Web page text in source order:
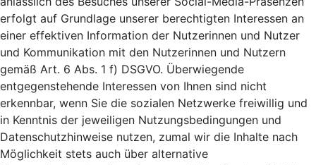
erfolgt auf Grundlage unserer berechtigten Interessen an
einer effektiven Information der Nutzerinnen und Nutzer
und Kommunikation mit den Nutzerinnen und Nutzern
gemäß Art. 6 Abs. 1 f) DSGVO. Überwiegende
entgegenstehende Interessen von Ihnen sind nicht
erkennbar, wenn Sie die sozialen Netzwerke freiwillig und
in Kenntnis der jeweiligen Nutzungsbedingungen und
Datenschutzhinweise nutzen, zumal wir die Inhalte nach
Möglichkeit stets auch über alternative